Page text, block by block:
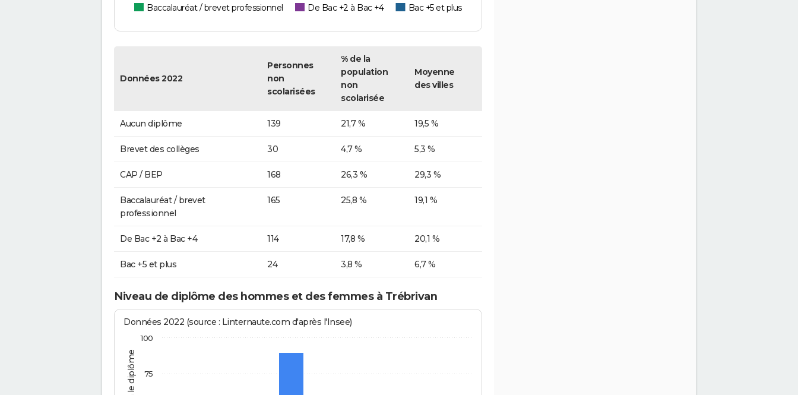
Baccalauréat / brevet professionnel
De Bac +2 à Bac +4 Bac +5 et plus
Données 2022
Personnes
non
scolarisées
% de la
population
non
scolarisée
Moyenne
des villes
Aucun diplôme 139 21,7 % 19,5 %
Brevet des collèges 30 4,7 % 5,3 %
CAP / BEP 168 26,3 % 29,3 %
Baccalauréat / brevet
professionnel
165 25,8 % 19,1 %
De Bac +2 à Bac +4 114 17,8 % 20,1 %
Bac +5 et plus 24 3,8 % 6,7 %
Niveau de diplôme des hommes et des femmes à Trébrivan
Données 2022 (source : Linternaute.com d'après l'Insee)
75
100